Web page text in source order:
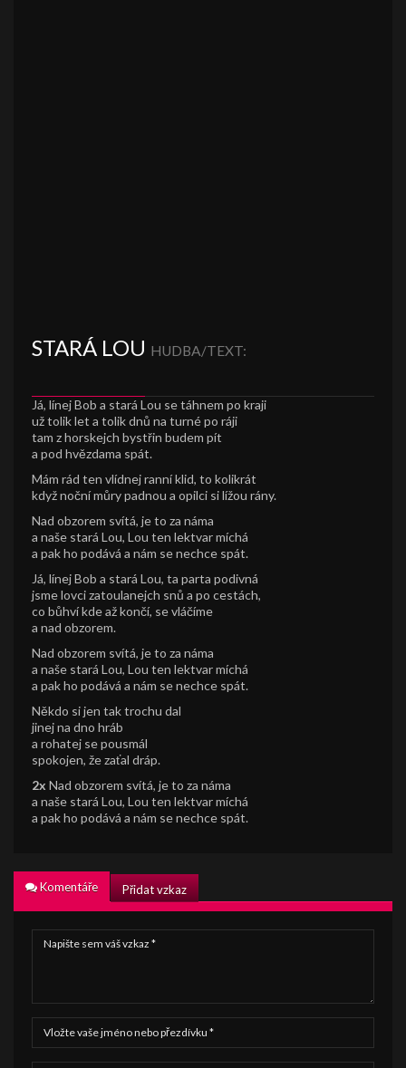
STARÁ LOU HUDBA/TEXT:
Já, línej Bob a stará Lou se táhnem po kraji
už tolik let a tolik dnů na turné po ráji
tam z horskejch bystřin budem pít
a pod hvězdama spát.
Mám rád ten vlídnej ranní klid, to kolikrát
když noční můry padnou a opilci si lížou rány.
Nad obzorem svítá, je to za náma
a naše stará Lou, Lou ten lektvar míchá
a pak ho podává a nám se nechce spát.
Já, línej Bob a stará Lou, ta parta podivná
jsme lovci zatoulanejch snů a po cestách,
co bůhví kde až končí, se vláčíme
a nad obzorem.
Nad obzorem svítá, je to za náma
a naše stará Lou, Lou ten lektvar míchá
a pak ho podává a nám se nechce spát.
Někdo si jen tak trochu dal
jinej na dno hráb
a rohatej se pousmál
spokojen, že zaťal dráp.
2x Nad obzorem svítá, je to za náma
a naše stará Lou, Lou ten lektvar míchá
a pak ho podává a nám se nechce spát.
Komentáře Přidat vzkaz